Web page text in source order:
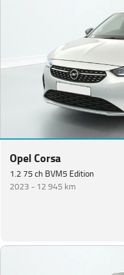
Opel Corsa
1.2 75 ch BVM5 Edition
2023 - 12 945 km